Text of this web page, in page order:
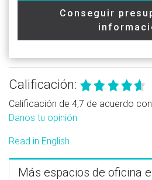
Conseguir
Calificación:
Calificación de 4,7 de acuerdo
Danos tu opinión
Read in English
Más espacios de oficina